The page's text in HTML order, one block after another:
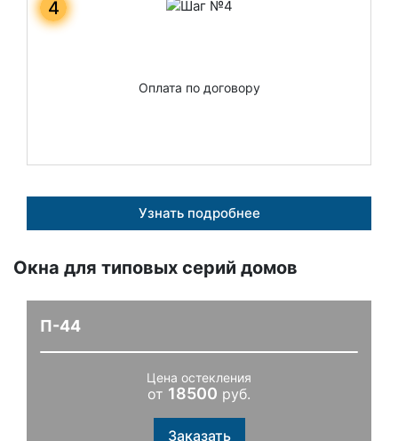
Оплата по договору
4
Узнать подробнее
Окна для типовых серий домов
П-44
Цена остекления
от 18500 руб.
Заказать